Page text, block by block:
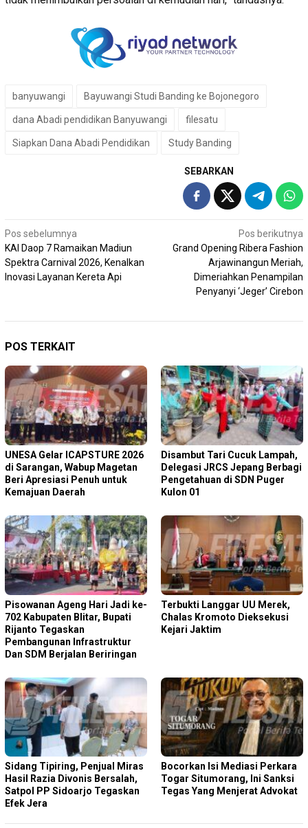
banyuwangi Bayuwangi Studi Banding ke Bojonegoro
dana Abadi pendidikan Banyuwangi filesatu
Siapkan Dana Abadi Pendidikan Study Banding
SEBARKAN
Navigasi
pos
Pos sebelumnya
KAI Daop 7 Ramaikan Madiun
Spektra Carnival 2026, Kenalkan
Inovasi Layanan Kereta Api
Pos berikutnya
Grand Opening Ribera Fashion
Arjawinangun Meriah,
Dimeriahkan Penampilan
Penyanyi ‘Jeger’ Cirebon
POS TERKAIT
‎UNESA Gelar ICAPSTURE 2026
di Sarangan, Wabup Magetan
Beri Apresiasi Penuh untuk
Kemajuan Daerah
Disambut Tari Cucuk Lampah,
Delegasi JRCS Jepang Berbagi
Pengetahuan di SDN Puger
Kulon 01
Pisowanan Ageng Hari Jadi ke-
702 Kabupaten Blitar, Bupati
Rijanto Tegaskan
Pembangunan Infrastruktur
Dan SDM Berjalan Beriringan
Terbukti Langgar UU Merek,
Chalas Kromoto Dieksekusi
Kejari Jaktim
Sidang Tipiring, Penjual Miras
Hasil Razia Divonis Bersalah,
Satpol PP Sidoarjo Tegaskan
Efek Jera
Bocorkan Isi Mediasi Perkara
Togar Situmorang, Ini Sanksi
Tegas Yang Menjerat Advokat